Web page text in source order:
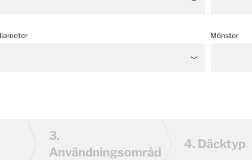
Mönster
3.
Användningsområde
4. Däcktyp